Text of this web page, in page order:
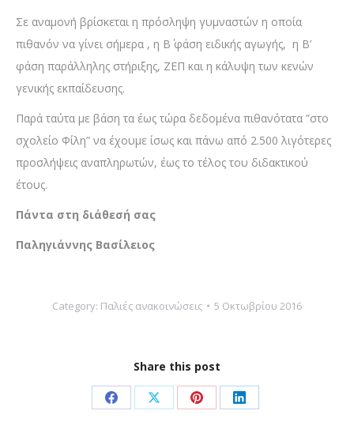
Σε αναμονή βρίσκεται η πρόσληψη γυμναστών η οποία
πιθανόν να γίνει σήμερα , η Β΄ φάση ειδικής αγωγής, η Β’
φάση παράλληλης στήριξης, ΖΕΠ και η κάλυψη των κενών
γενικής εκπαίδευσης.
Παρά ταύτα με βάση τα έως τώρα δεδομένα πιθανότατα ”στο
σχολείο Φίλη” να έχουμε ίσως και πάνω από 2.500 λιγότερες
προσλήψεις αναπληρωτών, έως το τέλος του διδακτικού
έτους.
Πάντα στη διάθεσή σας
Παληγιάννης Βασίλειος
Category: Παλιές ανακοινώσεις 5 Οκτωβρίου 2016
Share this post
Share Share Share Share